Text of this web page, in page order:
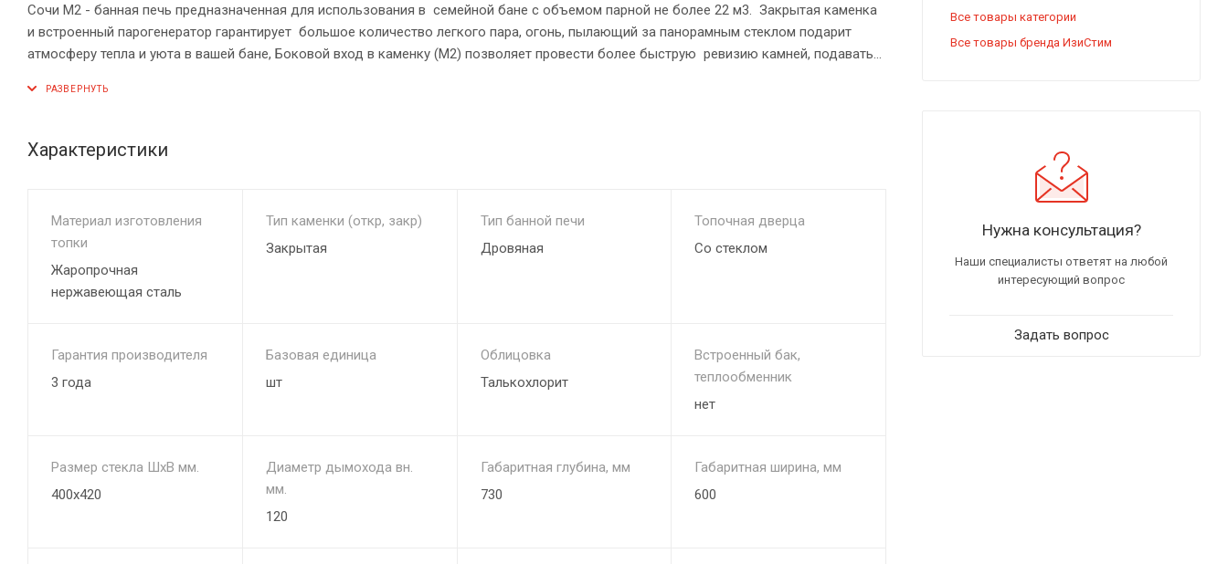
Сочи М2 - банная печь предназначенная для использования в семейной бане с объемом парной не более 22 м3. Закрытая каменка
и встроенный парогенератор гарантирует большое количество легкого пара, огонь, пылающий за панорамным стеклом подарит
атмосферу тепла и уюта в вашей бане, Боковой вход в каменку (М2) позволяет провести более быструю ревизию камней, подавать
тепло.
Характеристики
Материал изготовления
топки
Жаропрочная
нержавеющая сталь
Тип каменки (откр, закр)
Закрытая
Тип банной печи
Дровяная
Топочная дверца
Со стеклом
Гарантия производителя
3 года
Базовая единица
шт
Облицовка
Талькохлорит
Встроенный бак,
теплообменник
нет
Размер стекла ШхВ мм.
400х420
Диаметр дымохода вн.
мм.
120
Габаритная глубина, мм
730
Габаритная ширина, мм
600
Все товары категории
Все товары бренда ИзиСтим
Нужна консультация?
Наши специалисты ответят на любой
интересующий вопрос
Задать вопрос